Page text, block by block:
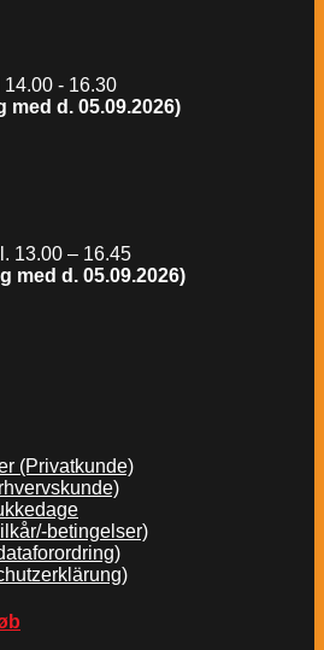
- 16.30
med d. 05.09.2026)
13.00 – 16.45
med d. 05.09.2026)
(Privatkunde)
betingelser)